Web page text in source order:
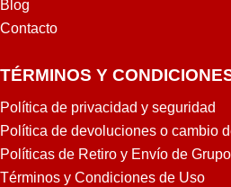
Blog
Contacto
TÉRMINOS Y
Política de privacidad y seguridad
Política de devoluciones o cambio
Políticas de Retiro y Envío de
Términos y Condiciones de Uso